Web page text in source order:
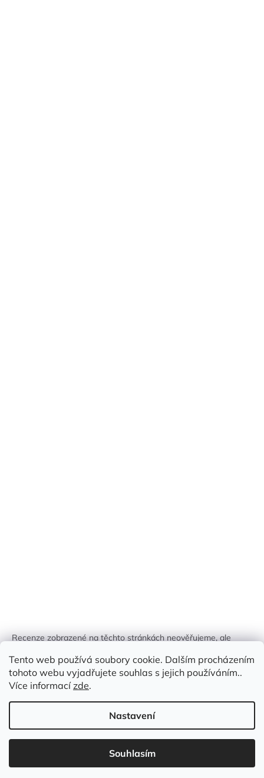
Tento web používá soubory cookie. Dalším procházením
tohoto webu vyjadřujete souhlas s jejich používáním..
Více informacízde.
Nastavení
Souhlasím
Recenze zobrazené na těchto stránkách neověřujeme, ale
identifikován.
Vytvořil Shoptet
Zlatá Žirafa. Všechna práva vyhrazena.